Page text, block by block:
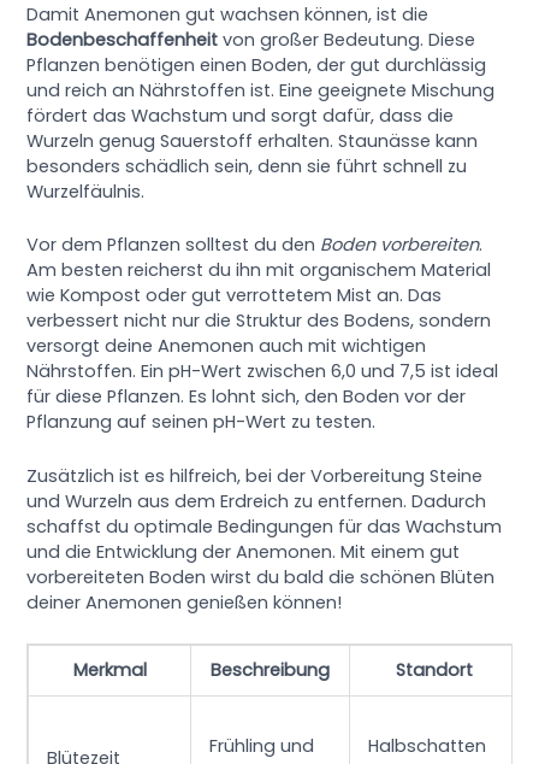
Damit Anemonen gut wachsen können, ist die
Bodenbeschaffenheit von großer Bedeutung. Diese
Pflanzen benötigen einen Boden, der gut durchlässig
und reich an Nährstoffen ist. Eine geeignete Mischung
fördert das Wachstum und sorgt dafür, dass die
Wurzeln genug Sauerstoff erhalten. Staunässe kann
besonders schädlich sein, denn sie führt schnell zu
Wurzelfäulnis.
Vor dem Pflanzen solltest du den Boden vorbereiten.
Am besten reicherst du ihn mit organischem Material
wie Kompost oder gut verrottetem Mist an. Das
verbessert nicht nur die Struktur des Bodens, sondern
versorgt deine Anemonen auch mit wichtigen
Nährstoffen. Ein pH-Wert zwischen 6,0 und 7,5 ist ideal
für diese Pflanzen. Es lohnt sich, den Boden vor der
Pflanzung auf seinen pH-Wert zu testen.
Zusätzlich ist es hilfreich, bei der Vorbereitung Steine
und Wurzeln aus dem Erdreich zu entfernen. Dadurch
schaffst du optimale Bedingungen für das Wachstum
und die Entwicklung der Anemonen. Mit einem gut
vorbereiteten Boden wirst du bald die schönen Blüten
deiner Anemonen genießen können!
Merkmal Beschreibung Standort
Blütezeit
Frühling und
Halbschatten